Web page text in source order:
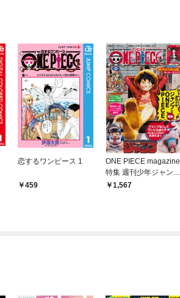
恋するワンピース 1
459
ONE PIECE magazine
特集 週刊少年ジャンプ
とONE PIECE 020
1,567